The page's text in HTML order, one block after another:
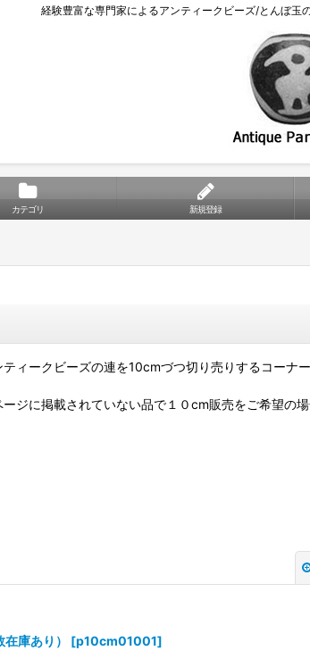
経験豊富な専門家によるアンティークビーズ/とんぼ玉
カテゴリ 新規登録
ィークビーズの連を10cmづつ切り売りするコーナー
ジに掲載されていない品で１０cm販売をご希望の
庫あり） [p10cm01001]